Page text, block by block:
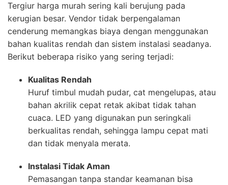
Tergiur harga murah sering kali berujung pada
kerugian besar. Vendor tidak berpengalaman
cenderung memangkas biaya dengan menggunakan
bahan kualitas rendah dan sistem instalasi seadanya.
Berikut beberapa risiko yang sering terjadi:
Kualitas Rendah
Huruf timbul mudah pudar, cat mengelupas, atau
bahan akrilik cepat retak akibat tidak tahan
cuaca. LED yang digunakan pun seringkali
berkualitas rendah, sehingga lampu cepat mati
dan tidak menyala merata.
Instalasi Tidak Aman
Pemasangan tanpa standar keamanan bisa